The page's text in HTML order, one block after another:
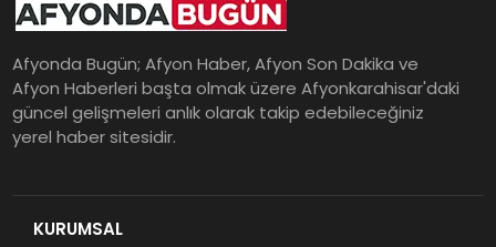
Afyonda Bugün; Afyon Haber, Afyon Son Dakika ve
Afyon Haberleri başta olmak üzere Afyonkarahisar'daki
güncel gelişmeleri anlık olarak takip edebileceğiniz
yerel haber sitesidir.
KURUMSAL